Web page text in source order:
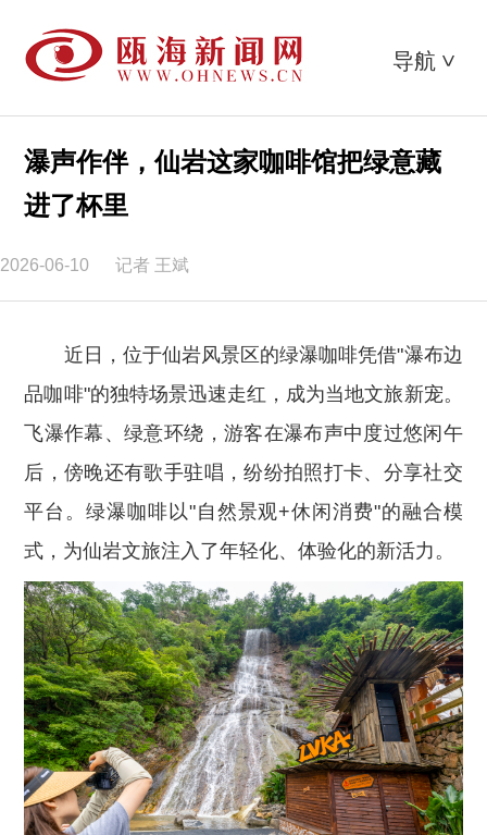
导航 >
瀑声作伴，仙岩这家咖啡馆把绿意藏
进了杯里
2026-06-10 记者 王斌
近日，位于仙岩风景区的绿瀑咖啡凭借"瀑布边
品咖啡"的独特场景迅速走红，成为当地文旅新宠。
飞瀑作幕、绿意环绕，游客在瀑布声中度过悠闲午
后，傍晚还有歌手驻唱，纷纷拍照打卡、分享社交
平台。绿瀑咖啡以"自然景观+休闲消费"的融合模
式，为仙岩文旅注入了年轻化、体验化的新活力。